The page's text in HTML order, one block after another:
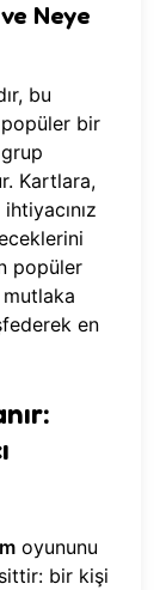
Neye
bu
bir
Kartlara,
popüler
en
oyununu
bir kişi